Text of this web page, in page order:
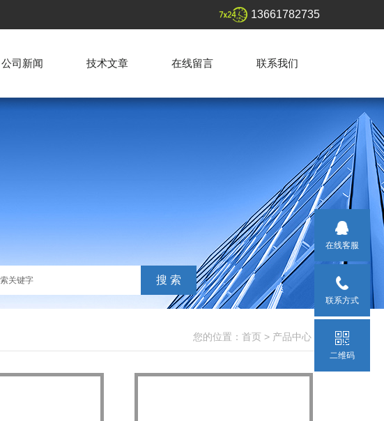
13661782735
公司新闻 技术文章 在线留言 联系我们
您的位置： 首页 > 产品中心
在线客服
联系方式
二维码